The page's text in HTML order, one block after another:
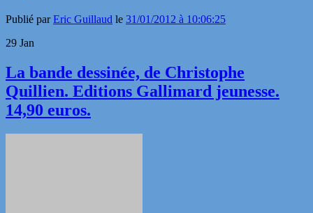
Publié parEric Guillaud le 31/01/2012 à 10:06:25
29 Jan
La bande dessinée, de Christophe
Quillien. Editions Gallimard jeunesse.
14,90 euros.